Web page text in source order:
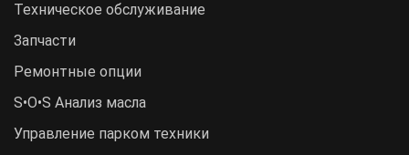
Техническое обслуживание
Запчасти
Ремонтные опции
S•O•S Анализ масла
Управление парком техники